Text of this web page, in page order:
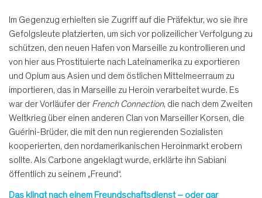
Im Gegenzug erhielten sie Zugriff auf die Präfektur, wo sie ihre
Gefolgsleute platzierten, um sich vor polizeilicher Verfolgung zu
schützen, den neuen Hafen von Marseille zu kontrollieren und
von hier aus Prostituierte nach Lateinamerika zu exportieren
und Opium aus Asien und dem östlichen Mittelmeerraum zu
importieren, das in Marseille zu Heroin verarbeitet wurde. Es
war der Vorläufer der French Connection, die nach dem Zweiten
Weltkrieg über einen anderen Clan von Marseiller Korsen, die
Guérini-Brüder, die mit den nun regierenden Sozialisten
kooperierten, den nordamerikanischen Heroinmarkt erobern
sollte. Als Carbone angeklagt wurde, erklärte ihn Sabiani
öffentlich zu seinem „Freund“.
Das klingt nach einem Freundschaftsdienst – oder gar